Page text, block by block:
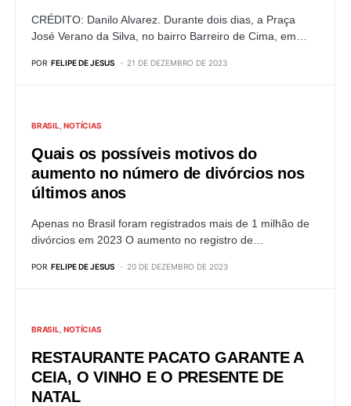
CRÉDITO: Danilo Alvarez. Durante dois dias, a Praça
José Verano da Silva, no bairro Barreiro de Cima, em…
POR FELIPE DE JESUS 21 DE DEZEMBRO DE 2023
BRASIL NOTÍCIAS
Quais os possíveis motivos do
aumento no número de divórcios nos
últimos anos
Apenas no Brasil foram registrados mais de 1 milhão de
divórcios em 2023 O aumento no registro de…
POR FELIPE DE JESUS 20 DE DEZEMBRO DE 2023
BRASIL NOTÍCIAS
RESTAURANTE PACATO GARANTE A
CEIA, O VINHO E O PRESENTE DE
NATAL